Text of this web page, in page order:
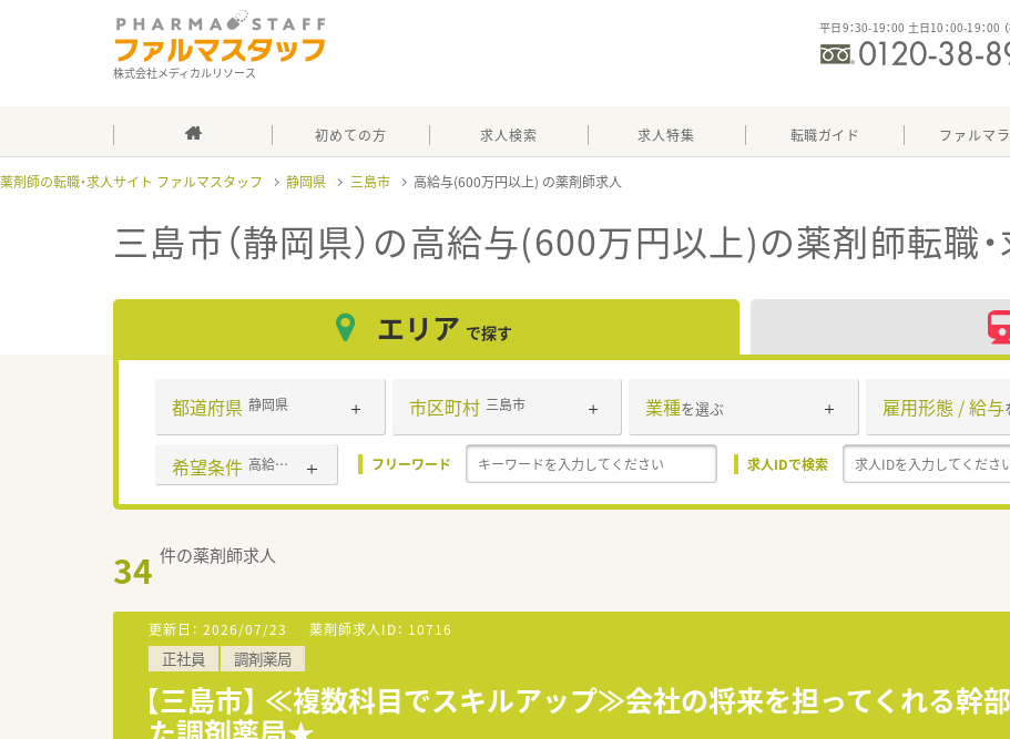
株式会社メディカルリソース
平日9：30-19：00 土日10：00-19：00
初めての方 求人検索 求人特集 転職ガイド ファルマ
薬剤師の転職・求人サイト ファルマスタッフ 静岡県 三島市 高給与(600万円以上)
三島市（静岡県）の高給与(600万円以上)の薬剤師転職
エリア で探す
都道府県 静岡県 市区町村 三島市 業種を選ぶ 雇用形態 / 給与
希望条件 高給与(600万円以上) フリーワード 求人IDで検索
34 件の薬剤師求人
更新日： 2026/07/23 薬剤師求人ID： 10716
正社員 調剤薬局
【三島市】 ≪複数科目でスキルアップ≫会社の将来を担ってくれる幹